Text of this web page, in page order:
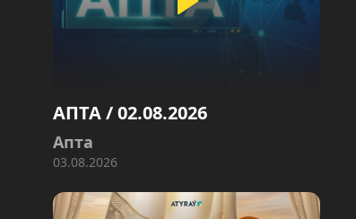
АПТА / 02.08.2026
Апта
03.08.2026